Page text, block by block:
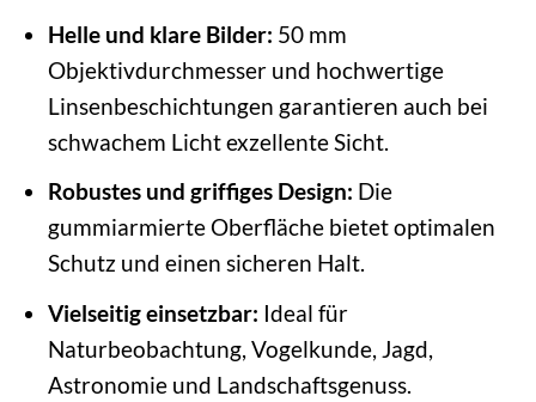
Helle und klare Bilder: 50 mm
Objektivdurchmesser und hochwertige
Linsenbeschichtungen garantieren auch bei
schwachem Licht exzellente Sicht.
Robustes und griffiges Design: Die
gummiarmierte Oberfläche bietet optimalen
Schutz und einen sicheren Halt.
Vielseitig einsetzbar: Ideal für
Naturbeobachtung, Vogelkunde, Jagd,
Astronomie und Landschaftsgenuss.